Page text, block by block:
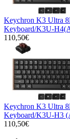
Keychron K3 Ultra
Keyboard/K3U-
110,50€
Keychron K3 Ultra
Keyboard/K3U-H3
110,50€